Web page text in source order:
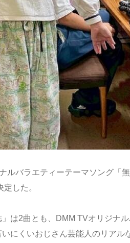
ルバラエティーテーマソング「
した。
は2曲とも、DMM TVオリジナ
にくいおじさん芸能人のリアル